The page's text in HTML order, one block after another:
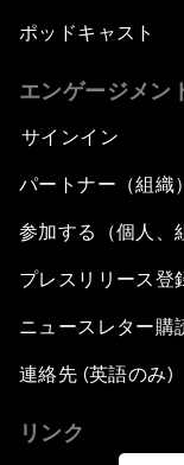
ポッドキャスト
エンゲージメン
サインイン
パートナー（組織
参加する（個人、
プレスリリース登
ニュースレター購
連絡先 (英語のみ)
リンク